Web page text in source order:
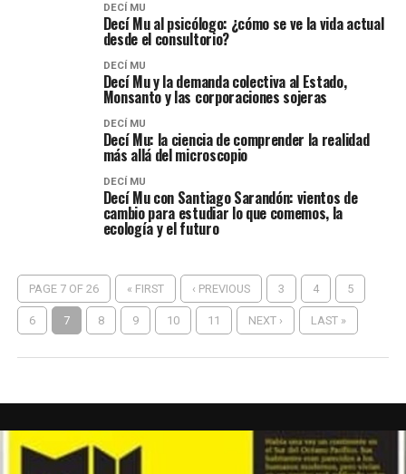
DECÍ MU
Decí Mu al psicólogo: ¿cómo se ve la vida actual
desde el consultorio?
DECÍ MU
Decí Mu y la demanda colectiva al Estado,
Monsanto y las corporaciones sojeras
DECÍ MU
Decí Mu: la ciencia de comprender la realidad
más allá del microscopio
DECÍ MU
Decí Mu con Santiago Sarandón: vientos de
cambio para estudiar lo que comemos, la
ecología y el futuro
PAGE 7 OF 26 « FIRST ‹ PREVIOUS 3 4 5
6 7 8 9 10 11 NEXT › LAST »